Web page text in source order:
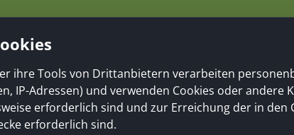
Longieren
ihre Tools von Drittanbietern verarbeiten
IP-Adressen) und verwenden Cookies oder andere
erforderlich sind und zur Erreichung der in den
erforderlich sind.